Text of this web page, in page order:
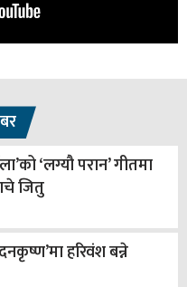
‘लग्यौ परान’ गीतमा
जितु
हरिवंश बन्ने